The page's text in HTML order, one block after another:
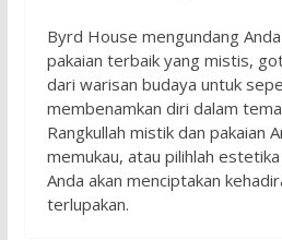
Byrd House mengundang
pakaian terbaik yang mistis,
dari warisan budaya untuk
membenamkan diri dalam
Rangkullah mistik dan pakaian
memukau, atau pilihlah
Anda akan menciptakan
terlupakan.